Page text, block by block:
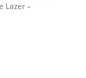
Lazer –